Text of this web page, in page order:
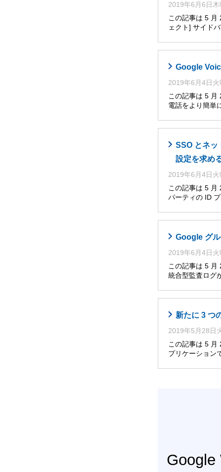
2019年6月6日木
この記事は 5 月
ェクト] サイド
Google
2019年6月4日火
この記事は 5 月
電話をより簡単
SSO とネッ
設定を求め
2019年6月4日火
この記事は 5 月
パーティの ID
Google グ
2019年6月4日火
この記事は 5 月
統合型監査ログ
新たに 3 つ
2019年5月28日
この記事は 5 月
プリケーション
Google